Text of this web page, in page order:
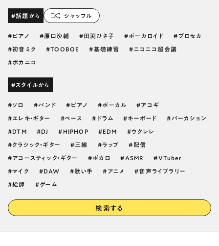
#話題から シャッフル
ピアノ 原口沙輔 田渕ひさ子 ボーカロイド プロセカ
初音ミク TOOBOE 基礎練習 ニコニコ超会議
ボカニコ
#スタイルから
ソロ バンド ピアノ ボーカル アコギ
エレキ・ギター ベース ドラム キーボード パーカション
DTM DJ HIPHOP EDM ウクレレ
クラシック・ギター 三線 ラップ 配信
アコースティック・ギター ボカロ ASMR VTuber
マイク DAW 歌い手 アニメ 音声ライブラリー
絵師 ゲーム
検索する